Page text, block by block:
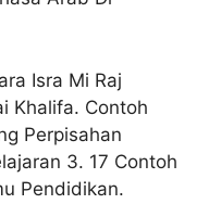
Isra Mi Raj
Khalifa. Contoh
Perpisahan
3. 17 Contoh
Pendidikan.